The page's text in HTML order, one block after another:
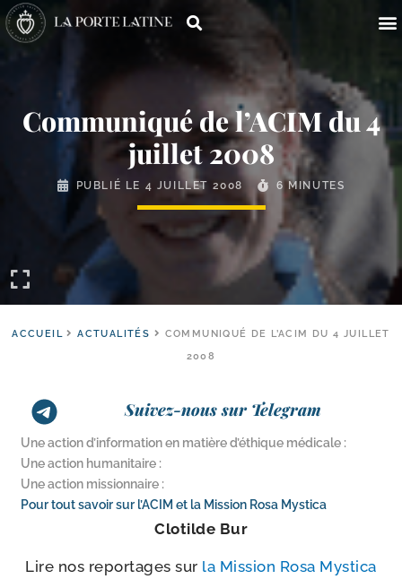
Communiqué de l’ACIM du 4
juillet 2008
PUBLIÉ LE 4 JUILLET 2008 6 MINUTES
ACCUEIL ACTUALITÉS
COMMUNIQUÉ DE L’ACIM DU 4 JUILLET
2008
Suivez-nous sur Telegram
Une action d’information en matière d’éthique médicale :
Une action humanitaire :
Une action missionnaire :
Pour tout savoir sur l’ACIM et la Mission Rosa Mystica
Clotilde Bur
Lire nos repor­tages sur la Mission Rosa Mystica